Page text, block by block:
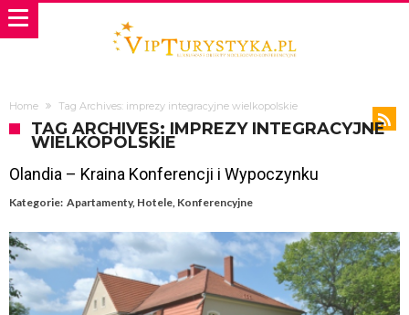
Home Tag Archives: imprezy integracyjne wielkopolskie
TAG ARCHIVES: IMPREZY INTEGRACYJNE
WIELKOPOLSKIE
Olandia – Kraina Konferencji i Wypoczynku
Kategorie: Apartamenty, Hotele, Konferencyjne